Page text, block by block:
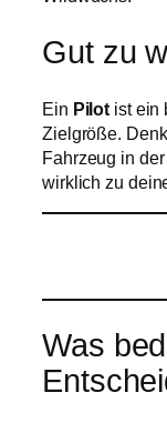
Gut zu
Ein Pilot ist ein
Zielgröße.
Fahrzeug in
wirklich zu
Was